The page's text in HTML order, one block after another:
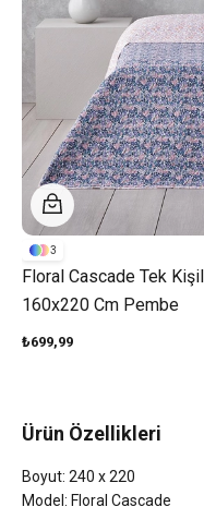
Floral Cascade Tek
160x220 Cm Pembe
₺699,99
3
Ürün Özellikleri
Boyut: 240 x 220
Model: Floral Cascade